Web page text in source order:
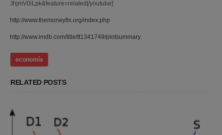
JhjmV0iLpk&feature=related[/youtube]
http://www.themoneyfix.org/index.php
http://www.imdb.com/title/tt1341749/plotsummary
economía
RELATED POSTS